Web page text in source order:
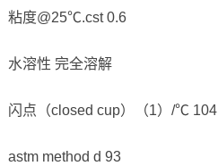
粘度@25℃.cst 0.6
水溶性 完全溶解
闪点（closed cup）（1）/℃ 104
astm method d 93